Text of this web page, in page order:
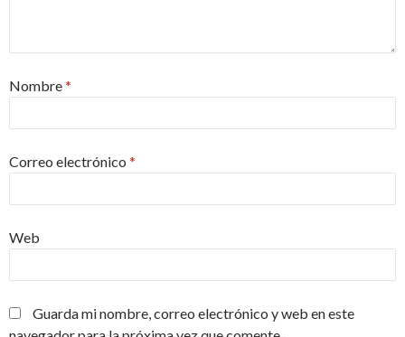
Nombre*
Correo electrónico *
Web
Guarda mi nombre, correo electrónico y web en este